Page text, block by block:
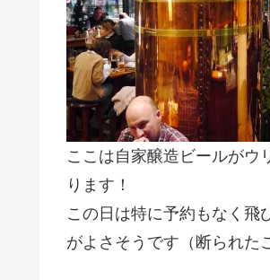
ここは自家醸造ビールがウ
ります！
この日は特に予約もなく飛
がよさそうです（断られた